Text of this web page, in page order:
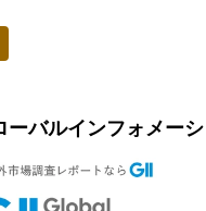
ーバルインフォメー